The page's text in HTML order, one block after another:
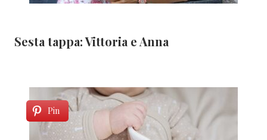
Sesta tappa: Vittoria e Anna
Pin